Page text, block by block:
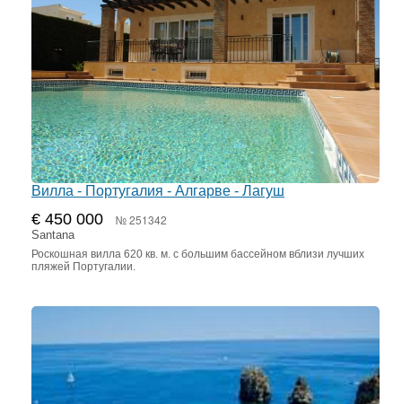
Вилла - Португалия - Алгарве - Лагуш
€ 450 000 № 251342
Santana
Роскошная вилла 620 кв. м. с большим бассейном вблизи лучших
пляжей Португалии.